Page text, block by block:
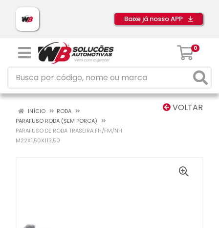
Baixe já nosso APP
0
VOLTAR
INÍCIO
RODA
PARAFUSO RODA (SEM PORCA)
PARAFUSO DE RODA TRASEIRA FH/FM/NH
M22X1,50X113,50